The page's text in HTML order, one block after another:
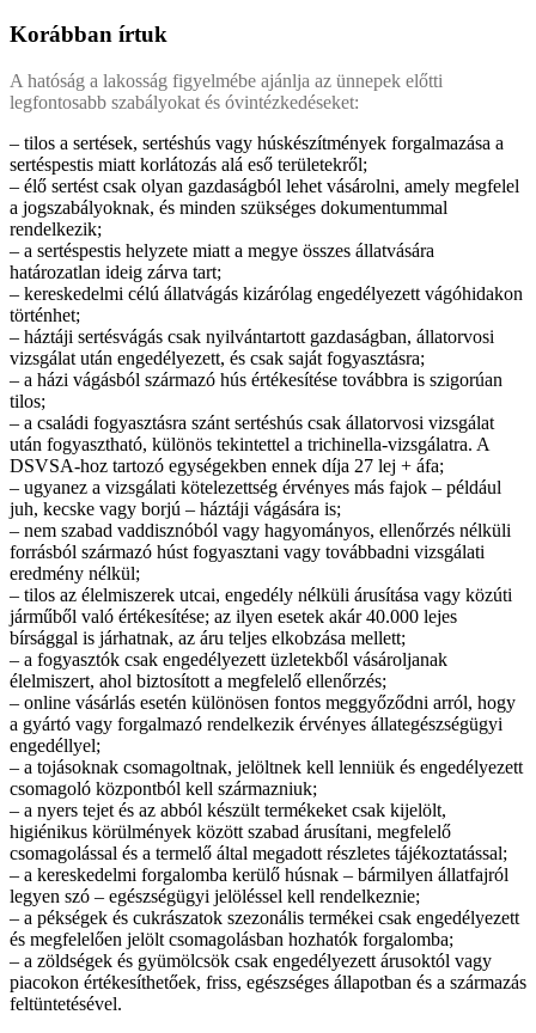
Korábban írtuk
A hatóság a lakosság figyelmébe ajánlja az ünnepek előtti
legfontosabb szabályokat és óvintézkedéseket:
– tilos a sertések, sertéshús vagy húskészítmények forgalmazása a
sertéspestis miatt korlátozás alá eső területekről;
– élő sertést csak olyan gazdaságból lehet vásárolni, amely megfelel
a jogszabályoknak, és minden szükséges dokumentummal
rendelkezik;
– a sertéspestis helyzete miatt a megye összes állatvására
határozatlan ideig zárva tart;
– kereskedelmi célú állatvágás kizárólag engedélyezett vágóhidakon
történhet;
– háztáji sertésvágás csak nyilvántartott gazdaságban, állatorvosi
vizsgálat után engedélyezett, és csak saját fogyasztásra;
– a házi vágásból származó hús értékesítése továbbra is szigorúan
tilos;
– a családi fogyasztásra szánt sertéshús csak állatorvosi vizsgálat
után fogyasztható, különös tekintettel a trichinella-vizsgálatra. A
DSVSA-hoz tartozó egységekben ennek díja 27 lej + áfa;
– ugyanez a vizsgálati kötelezettség érvényes más fajok – például
juh, kecske vagy borjú – háztáji vágására is;
– nem szabad vaddisznóból vagy hagyományos, ellenőrzés nélküli
forrásból származó húst fogyasztani vagy továbbadni vizsgálati
eredmény nélkül;
– tilos az élelmiszerek utcai, engedély nélküli árusítása vagy közúti
járműből való értékesítése; az ilyen esetek akár 40.000 lejes
bírsággal is járhatnak, az áru teljes elkobzása mellett;
– a fogyasztók csak engedélyezett üzletekből vásároljanak
élelmiszert, ahol biztosított a megfelelő ellenőrzés;
– online vásárlás esetén különösen fontos meggyőződni arról, hogy
a gyártó vagy forgalmazó rendelkezik érvényes állategészségügyi
engedéllyel;
– a tojásoknak csomagoltnak, jelöltnek kell lenniük és engedélyezett
csomagoló központból kell származniuk;
– a nyers tejet és az abból készült termékeket csak kijelölt,
higiénikus körülmények között szabad árusítani, megfelelő
csomagolással és a termelő által megadott részletes tájékoztatással;
– a kereskedelmi forgalomba kerülő húsnak – bármilyen állatfajról
legyen szó – egészségügyi jelöléssel kell rendelkeznie;
– a pékségek és cukrászatok szezonális termékei csak engedélyezett
és megfelelően jelölt csomagolásban hozhatók forgalomba;
– a zöldségek és gyümölcsök csak engedélyezett árusoktól vagy
piacokon értékesíthetőek, friss, egészséges állapotban és a származás
feltüntetésével.